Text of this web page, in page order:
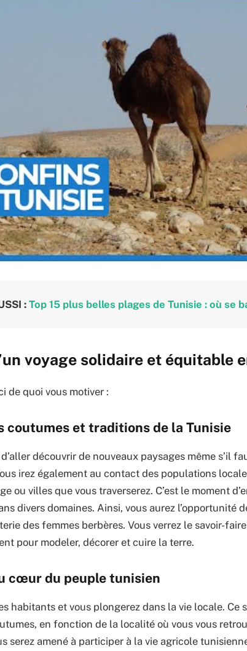
:Top 15 plus belles plages de Tunisie : où se
voyage solidaire et équitable
de quoi vous motiver :
coutumes et traditions de la Tunisie
découvrir de nouveaux paysages même s’il
irez également au contact des populations
ou villes que vous traverserez. C’est le moment
divers domaines. Ainsi, vous aurez l’opportunité
des femmes berbères. Vous verrez le savoir-
pour modeler, décorer et cuire la terre.
cœur du peuple tunisien
habitants et vous plongerez dans la vie locale. Ce
en fonction de la localité où vous vous
serez amené à participer à la vie agricole